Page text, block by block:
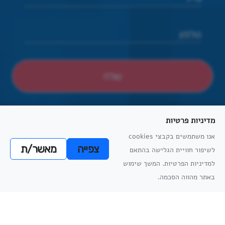
הצהרת נגישות
הסדרי נגישות פיזיים
מדיניות פרטיות
תקנון למניעת הטרדה מינית
מדיניות
מדיניות
הפרטיות
מדיניות פרטיות
אנו משתמשים בקבצי cookies
לשיפור חוויית הגלישה בהתאם
למדיניות הפרטיות. המשך שימוש
באתר מהווה הסכמה.
צפייה מאשר/ת